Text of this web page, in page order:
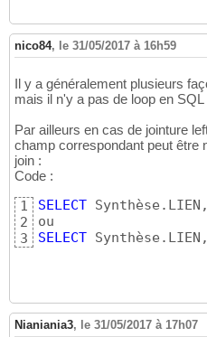
nico84, le 31/05/2017 à 16h59
Il y a généralement plusieurs
mais il n'y a pas de loop en SQL
Par ailleurs en cas de jointure
champ correspondant peut être
join :
Code :
1
2
3
SELECT
SELECT
Nianiania3, le 31/05/2017 à 17h07